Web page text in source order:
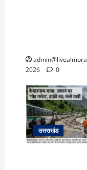
admin@livealmora
2026
0
उत्तराखंड